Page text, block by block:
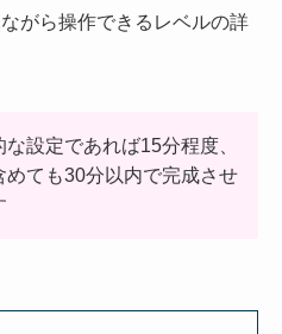
がら操作できるレベルの詳
設定であれば15分程度、
めても30分以内で完成させ